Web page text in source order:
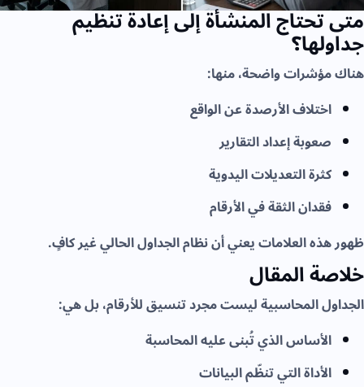
متى تحتاج المنشأة إلى إعادة تنظيم
جداولها؟
هناك مؤشرات واضحة، منها:
اختلاف الأرصدة عن الواقع
صعوبة إعداد التقارير
كثرة التعديلات اليدوية
فقدان الثقة في الأرقام
ظهور هذه العلامات يعني أن نظام الجداول الحالي غير كافٍ.
خلاصة المقال
الجداول المحاسبية ليست مجرد تنسيق للأرقام، بل هي:
الأساس الذي تُبنى عليه المحاسبة
الأداة التي تنظّم البيانات